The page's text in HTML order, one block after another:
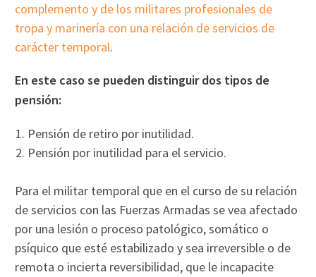
complemento y de los militares profesionales de
tropa y marinería con una relación de servicios de
carácter temporal.
En este caso se pueden distinguir dos tipos de
pensión:
Pensión de retiro por inutilidad.
Pensión por inutilidad para el servicio.
Para el militar temporal que en el curso de su relación
de servicios con las Fuerzas Armadas se vea afectado
por una lesión o proceso patológico, somático o
psíquico que esté estabilizado y sea irreversible o de
remota o incierta reversibilidad, que le incapacite